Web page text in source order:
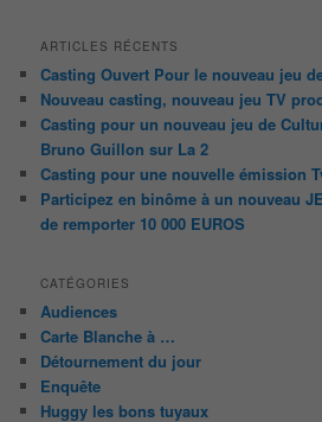
ARTICLES RÉCENTS
Casting Ouvert Pour le nouveau jeu
Nouveau casting, nouveau jeu TV
Casting pour un nouveau jeu de
Bruno Guillon sur La 2
Casting pour une nouvelle émission
Participez en binôme à un nouveau
de remporter 10 000 EUROS
CATÉGORIES
Audiences
Carte Blanche à …
Détournement du jour
Enquête
Huggy les bons tuyaux